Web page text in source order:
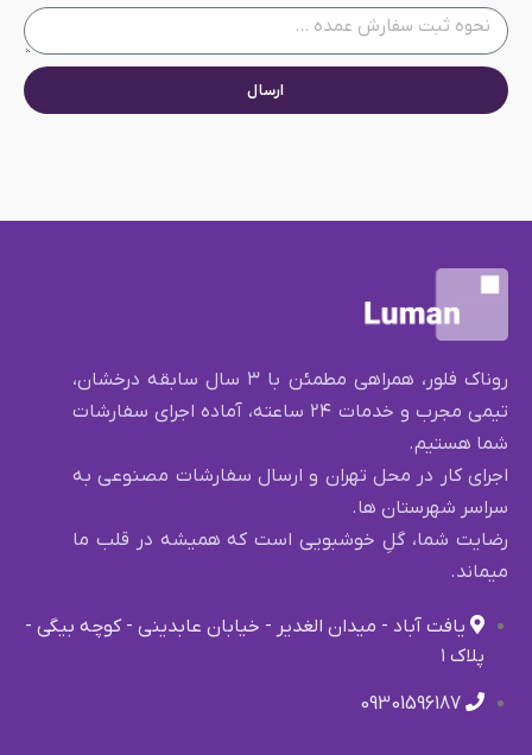
ارسال
روناک فلور، همراهی مطمئن با ۳ سال سابقه درخشان،
تیمی مجرب و خدمات ۲۴ ساعته، آماده اجرای سفارشات
شما هستیم.
اجرای کار در محل تهران و ارسال سفارشات مصنوعی به
سراسر شهرستان ها.
رضایت شما، گلِ خوشبویی است که همیشه در قلب ما
میماند.
یافت آباد - میدان الغدیر - خیابان عابدینی - کوچه بیگی -
پلاک ۱
09301596187